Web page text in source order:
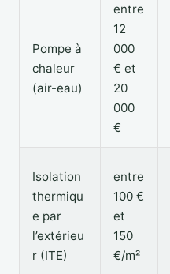
Pompe à
chaleur
(air-eau)
entre
12
000
€ et
20
000
€
Isolation
thermiqu
e par
l’extérieu
r (ITE)
entre
100 €
et
150
€/m²